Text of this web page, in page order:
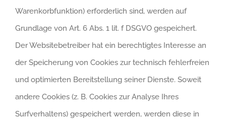
Warenkorbfunktion) erforderlich sind, werden auf
Grundlage von Art. 6 Abs. 1 lit. f DSGVO gespeichert.
Der Websitebetreiber hat ein berechtigtes Interesse an
der Speicherung von Cookies zur technisch fehlerfreien
und optimierten Bereitstellung seiner Dienste. Soweit
andere Cookies (z. B. Cookies zur Analyse Ihres
Surfverhaltens) gespeichert werden, werden diese in